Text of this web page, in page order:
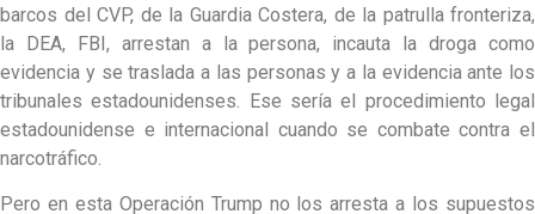
barcos del CVP, de la Guardia Costera, de la patrulla fronteriza,
la DEA, FBI, arrestan a la persona, incauta la droga como
evidencia y se traslada a las personas y a la evidencia ante los
tribunales estadounidenses. Ese sería el procedimiento legal
estadounidense e internacional cuando se combate contra el
narcotráfico.
Pero en esta Operación Trump no los arresta a los supuestos